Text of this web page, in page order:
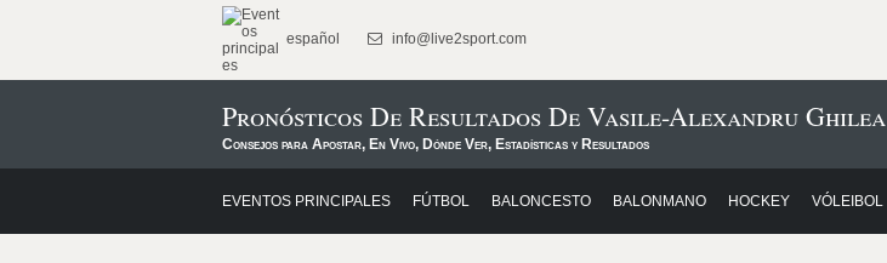
español info@live2sport.com
Pronósticos De Resultados De Vasile-Alexandru Ghilea
Consejos para Apostar, En Vivo, Dónde Ver, Estadísticas y Resultados
EVENTOS PRINCIPALES FÚTBOL BALONCESTO BALONMANO HOCKEY VÓLEIBOL